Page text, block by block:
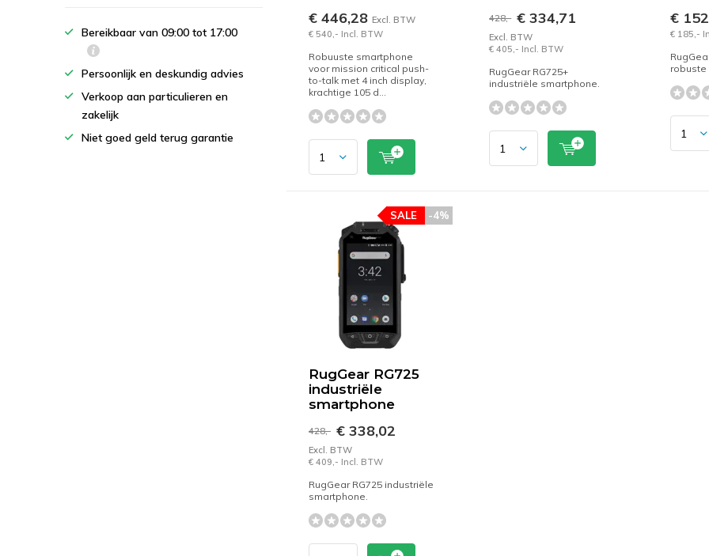
€ 446,28 Excl. BTW
€ 540,- Incl. BTW
Robuuste smartphone
voor mission critical push-
to-talk met 4 inch display,
krachtige 105 d...
428,- € 334,71
Excl. BTW
€ 405,- Incl. BTW
RugGear RG725+
industriële smartphone.
€
€ 185,-
robuste
RugGear RG725
industriële
smartphone
-4%
SALE
428,- € 338,02
Excl. BTW
€ 409,- Incl. BTW
RugGear RG725 industriële
smartphone.
Bereikbaar van 09:00 tot 17:00
Persoonlijk en deskundig advies
Verkoop aan particulieren en
zakelijk
Niet goed geld terug garantie